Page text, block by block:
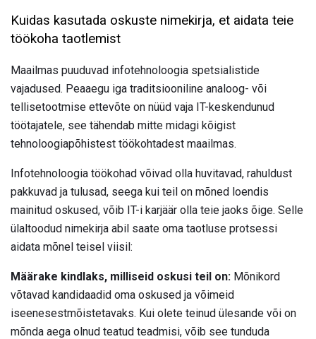
Kuidas kasutada oskuste nimekirja, et aidata teie
töökoha taotlemist
Maailmas puuduvad infotehnoloogia spetsialistide
vajadused. Peaaegu iga traditsiooniline analoog- või
tellisetootmise ettevõte on nüüd vaja IT-keskendunud
töötajatele, see tähendab mitte midagi kõigist
tehnoloogiapõhistest töökohtadest maailmas.
Infotehnoloogia töökohad võivad olla huvitavad, rahuldust
pakkuvad ja tulusad, seega kui teil on mõned loendis
mainitud oskused, võib IT-i karjäär olla teie jaoks õige. Selle
ülaltoodud nimekirja abil saate oma taotluse protsessi
aidata mõnel teisel viisil:
Määrake kindlaks, milliseid oskusi teil on: Mõnikord
võtavad kandidaadid oma oskused ja võimeid
iseenesestmõistetavaks. Kui olete teinud ülesande või on
mõnda aega olnud teatud teadmisi, võib see tunduda